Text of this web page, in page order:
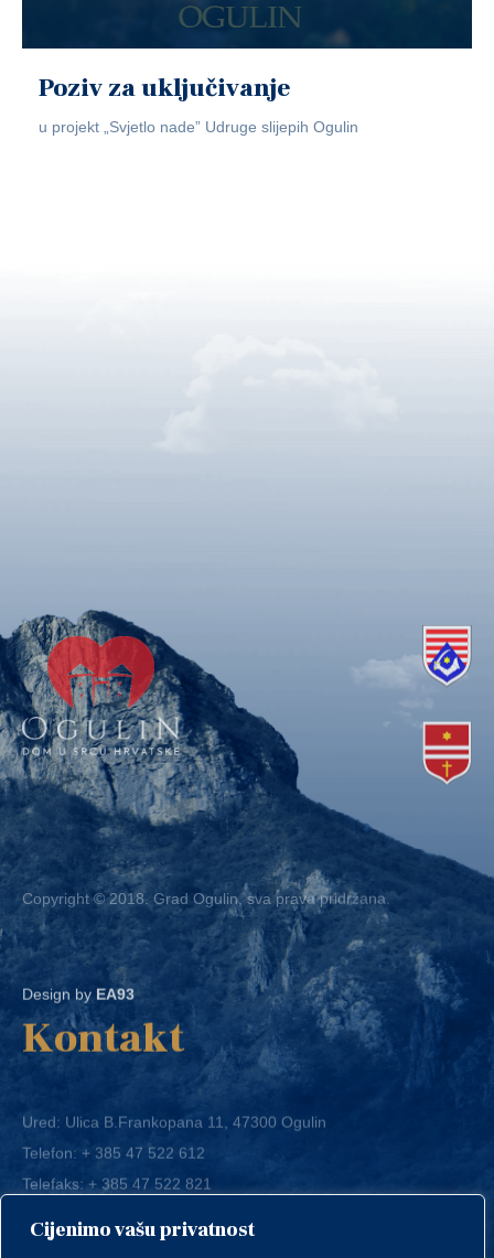
Cijenimo vašu privatnost
Poziv za uključivanje
u projekt „Svjetlo nade” Udruge slijepih Ogulin
Copyright © 2018. Grad Ogulin, sva prava pridržana.
Design by EA93
Kontakt
Ured: Ulica B.Frankopana 11, 47300 Ogulin
Telefon:+ 385 47 522 612
Telefaks:+ 385 47 522 821
E-mail:grad-ogulin@ogulin.hr